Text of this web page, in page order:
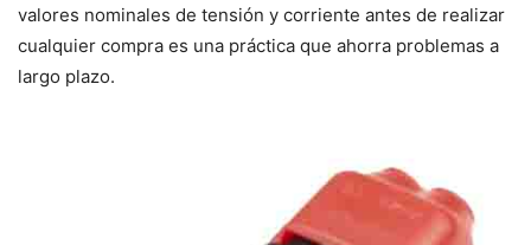
valores nominales de tensión y corriente antes de realizar
cualquier compra es una práctica que ahorra problemas a
largo plazo.